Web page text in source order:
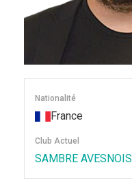
Nationalité
France
Club Actuel
SAMBRE AVESNOIS